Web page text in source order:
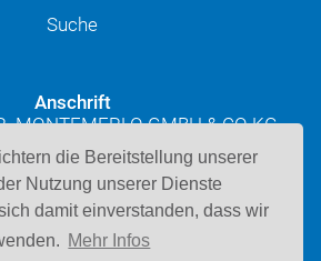
die Bereitstellung unserer
Nutzung unserer Dienste
damit einverstanden, dass wir
Mehr Infos
Suche
Anschrift
MONTEMERLO GMBH & CO KG
Schüttler-Straße 49
D-78224 Singen
Kontakt
07731 947220